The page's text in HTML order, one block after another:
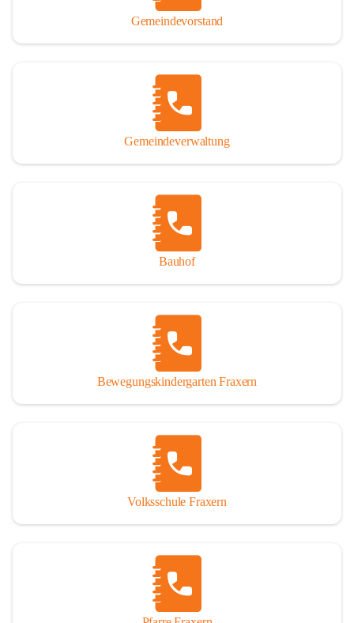
Gemeindevorstand
Gemeindeverwaltung
Bauhof
Bewegungskindergarten Fraxern
Volksschule Fraxern